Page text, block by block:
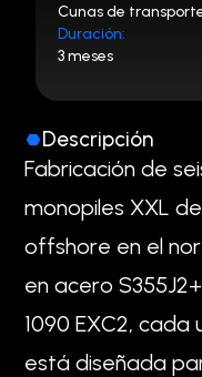
Cunas de
Duración:
3 meses
Descripción
Fabricación de sei
monopiles XXL de
offshore en el nor
en acero S355J2+
1090 EXC2, cada
está diseñada pa